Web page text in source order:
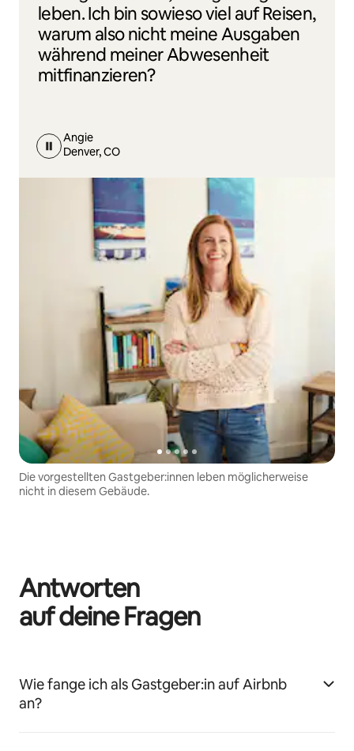
leben. Ich bin sowieso viel auf Reisen,
warum also nicht meine Ausgaben
während meiner Abwesenheit
mitfinanzieren?
Angie
Denver, CO
Die vorgestellten Gastgeber:innen leben möglicherweise
nicht in diesem Gebäude.
Antworten
auf deine Fragen
Wie fange ich als Gastgeber:in auf Airbnb
an?